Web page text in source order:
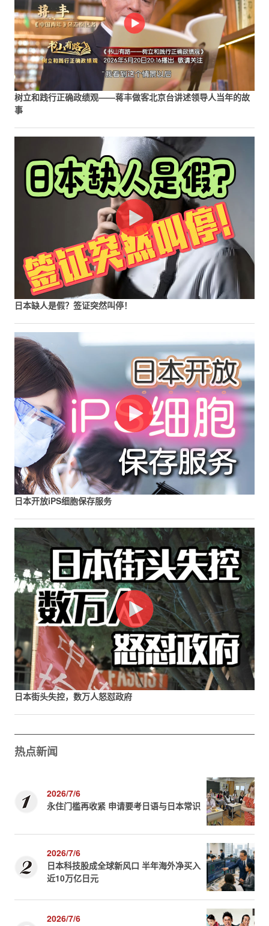
树立和践行正确政绩观——蒋丰做客北京台讲述领导人当年的故
事
日本缺人是假？签证突然叫停！
日本开放iPS细胞保存服务
日本街头失控，数万人怒怼政府
热点新闻
2026/7/6
永住门槛再收紧 申请要考日语与日本常识
2026/7/6
日本科技股成全球新风口 半年海外净买入
近10万亿日元
2026/7/6